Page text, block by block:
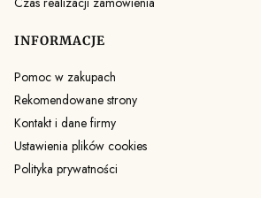
INFORMACJE
Pomoc w zakupach
Rekomendowane strony
Kontakt i dane firmy
Ustawienia plików cookies
Polityka prywatności